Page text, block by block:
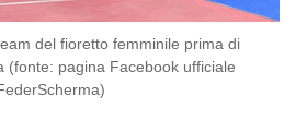
del fioretto femminile prima di
(fonte: pagina Facebook ufficiale